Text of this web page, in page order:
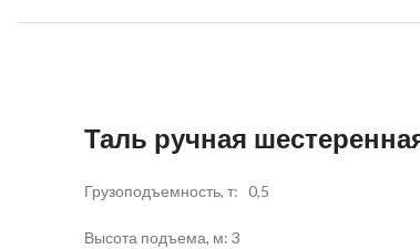
Таль ручная
Грузоподъемность, т: 0,5
Высота подъема, м: 3